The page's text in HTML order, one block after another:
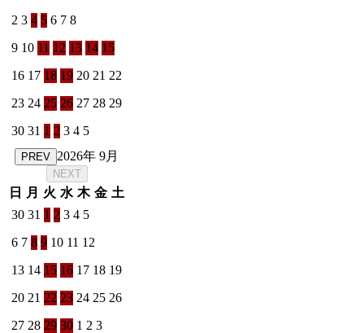
2 3 4 5 6 7 8
9 10 11 12 13 14 15
16 17 18 19 20 21 22
23 24 25 26 27 28 29
30 31 1 2 3 4 5
PREV 2026年 9月
NEXT
日 月 火 水 木 金 土
30 31 1 2 3 4 5
6 7 8 9 10 11 12
13 14 15 16 17 18 19
20 21 22 23 24 25 26
27 28 29 30 1 2 3